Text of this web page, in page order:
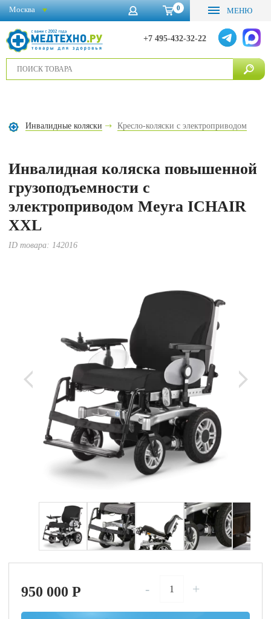
0 МЕНЮ
+7 495-432-32-22
Москва
Инвалидные коляски Кресло-коляски с электроприводом
Инвалидная коляска повышенной
грузоподъемности с
электроприводом Meyra ICHAIR
XXL
ID товара: 142016
950 000P - +